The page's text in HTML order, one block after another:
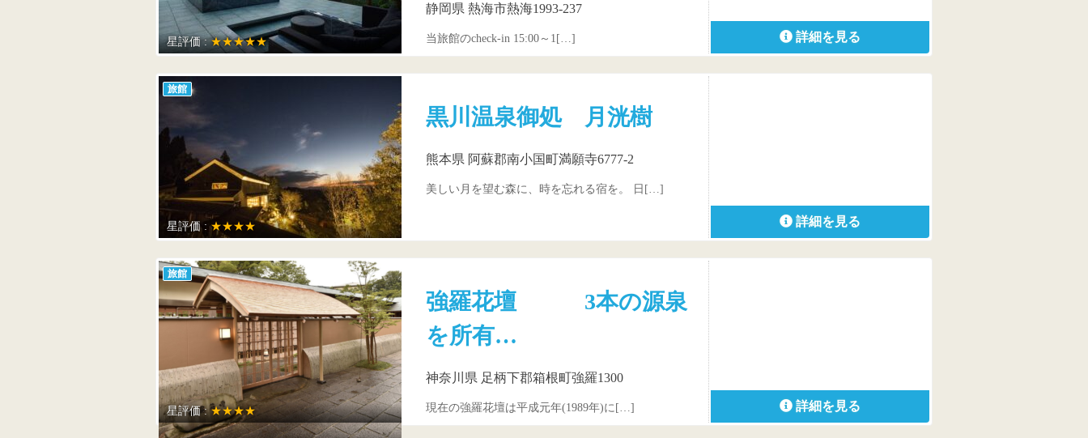
星評価 :★★★★★
静岡県 熱海市熱海1993-237
当旅館のcheck-in 15:00～1[…] 詳細を見る
旅館
星評価 :★★★★
黒川温泉御処 月洸樹
熊本県 阿蘇郡南小国町満願寺6777-2
美しい月を望む森に、時を忘れる宿を。 日[…]
詳細を見る
旅館
星評価 :★★★★
強羅花壇 3本の源泉
を所有…
神奈川県 足柄下郡箱根町強羅1300
現在の強羅花壇は平成元年(1989年)に[…] 詳細を見る